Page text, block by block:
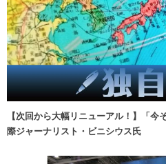
【次回から大幅リニューアル！】「
際ジャーナリスト・ビニシウス氏